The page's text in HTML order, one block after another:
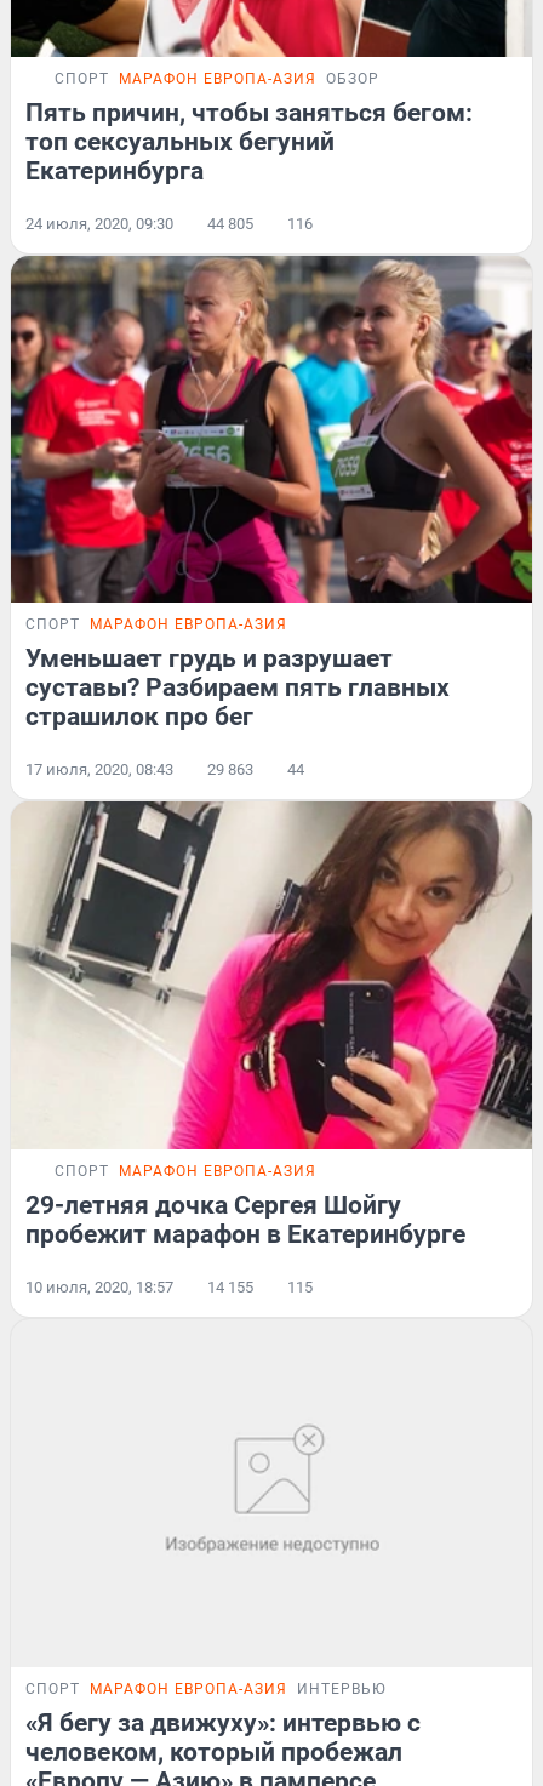
СПОРТ МАРАФОН ЕВРОПА-АЗИЯ ОБЗОР
Пять причин, чтобы заняться бегом:
топ сексуальных бегуний
Екатеринбурга
24 июля, 2020, 09:30 44 805 116
СПОРТ МАРАФОН ЕВРОПА-АЗИЯ
Уменьшает грудь и разрушает
суставы? Разбираем пять главных
страшилок про бег
17 июля, 2020, 08:43 29 863 44
СПОРТ МАРАФОН ЕВРОПА-АЗИЯ
29-летняя дочка Сергея Шойгу
пробежит марафон в Екатеринбурге
10 июля, 2020, 18:57 14 155 115
СПОРТ МАРАФОН ЕВРОПА-АЗИЯ ИНТЕРВЬЮ
«Я бегу за движуху»: интервью с
человеком, который пробежал